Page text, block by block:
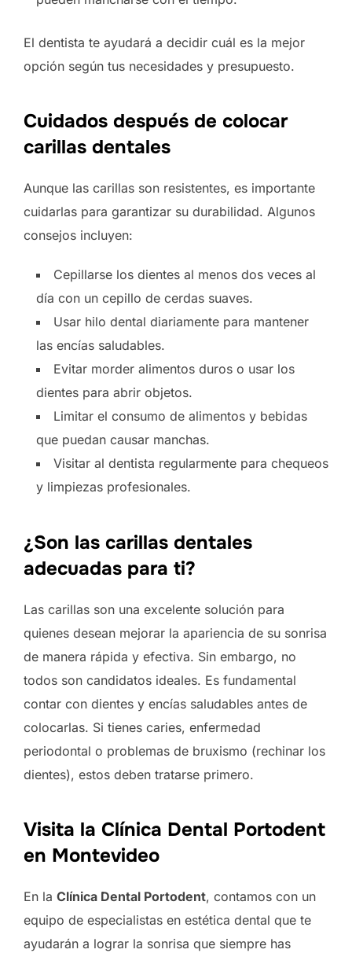
El dentista te ayudará a decidir cuál es la mejor
opción según tus necesidades y presupuesto.
Cuidados después de colocar
carillas dentales
Aunque las carillas son resistentes, es importante
cuidarlas para garantizar su durabilidad. Algunos
consejos incluyen:
Cepillarse los dientes al menos dos veces al
día con un cepillo de cerdas suaves.
Usar hilo dental diariamente para mantener
las encías saludables.
Evitar morder alimentos duros o usar los
dientes para abrir objetos.
Limitar el consumo de alimentos y bebidas
que puedan causar manchas.
Visitar al dentista regularmente para chequeos
y limpiezas profesionales.
¿Son las carillas dentales
adecuadas para ti?
Las carillas son una excelente solución para
quienes desean mejorar la apariencia de su sonrisa
de manera rápida y efectiva. Sin embargo, no
todos son candidatos ideales. Es fundamental
contar con dientes y encías saludables antes de
colocarlas. Si tienes caries, enfermedad
periodontal o problemas de bruxismo (rechinar los
dientes), estos deben tratarse primero.
Visita la Clínica Dental Portodent
en Montevideo
En la Clínica Dental Portodent, contamos con un
equipo de especialistas en estética dental que te
ayudarán a lograr la sonrisa que siempre has